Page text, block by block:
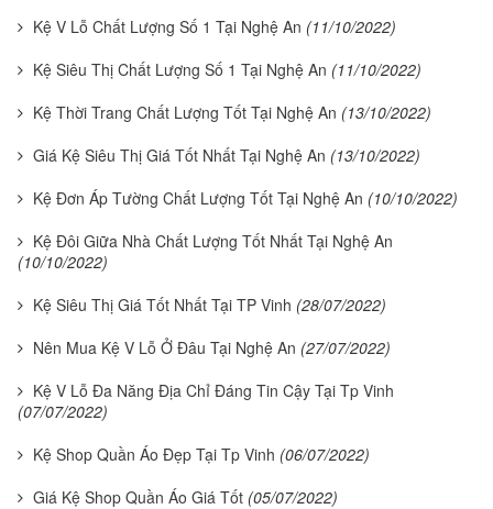
Kệ V Lỗ Chất Lượng Số 1 Tại Nghệ An (11/10/2022)
Kệ Siêu Thị Chất Lượng Số 1 Tại Nghệ An (11/10/2022)
Kệ Thời Trang Chất Lượng Tốt Tại Nghệ An (13/10/2022)
Giá Kệ Siêu Thị Giá Tốt Nhất Tại Nghệ An (13/10/2022)
Kệ Đơn Áp Tường Chất Lượng Tốt Tại Nghệ An (10/10/2022)
Kệ Đôi Giữa Nhà Chất Lượng Tốt Nhất Tại Nghệ An
(10/10/2022)
Kệ Siêu Thị Giá Tốt Nhất Tại TP Vinh (28/07/2022)
Nên Mua Kệ V Lỗ Ở Đâu Tại Nghệ An (27/07/2022)
Kệ V Lỗ Đa Năng Địa Chỉ Đáng Tin Cậy Tại Tp Vinh
(07/07/2022)
Kệ Shop Quần Áo Đẹp Tại Tp Vinh (06/07/2022)
Giá Kệ Shop Quần Áo Giá Tốt (05/07/2022)